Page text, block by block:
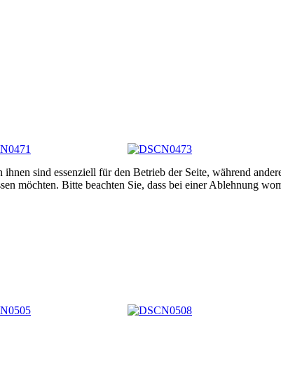
sind essenziell für den Betrieb der Seite, während
möchten. Bitte beachten Sie, dass bei einer Ablehnung